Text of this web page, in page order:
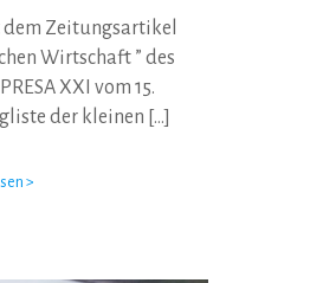
dem Zeitungsartikel
Wirtschaft ” des
XXI vom 15.
der kleinen […]
>